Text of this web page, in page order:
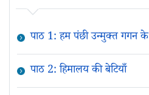
पाठ 1: हम पंछी उन्मुक्त गगन के
पाठ 2: हिमालय की बेटियाँ